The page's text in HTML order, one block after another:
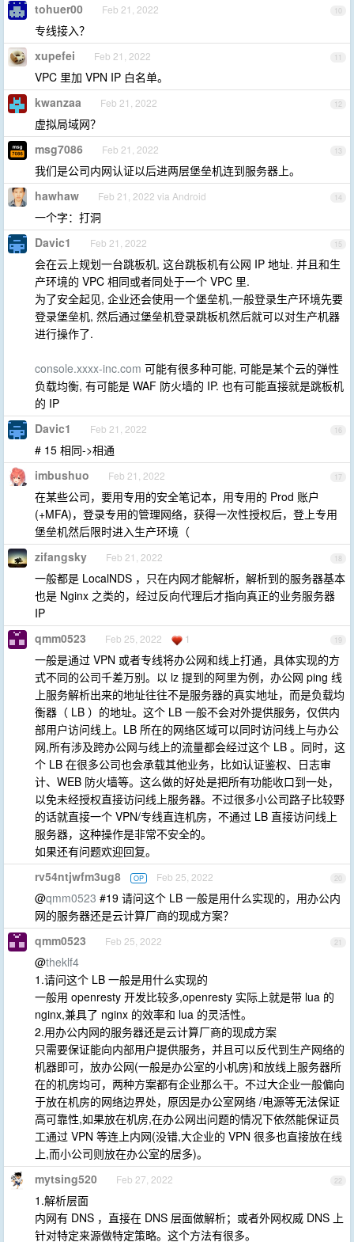
10
tohuer00 Feb 21, 2022
专线接入？
11
xupefei Feb 21, 2022
VPC 里加 VPN IP 白名单。
12
kwanzaa Feb 21, 2022
虚拟局域网？
13
msg7086 Feb 21, 2022
我们是公司内网认证以后进两层堡垒机连到服务器上。
14
hawhaw Feb 21, 2022 via Android
一个字：打洞
15
Davic1 Feb 21, 2022
会在云上规划一台跳板机, 这台跳板机有公网 IP 地址. 并且和生
产环境的 VPC 相同或者同处于一个 VPC 里.
为了安全起见, 企业还会使用一个堡垒机,一般登录生产环境先要
登录堡垒机, 然后通过堡垒机登录跳板机然后就可以对生产机器
进行操作了.
console.xxxx-inc.com 可能有很多种可能, 可能是某个云的弹性
负载均衡, 有可能是 WAF 防火墙的 IP. 也有可能直接就是跳板机
的 IP
16
Davic1 Feb 21, 2022
# 15 相同->相通
17
imbushuo Feb 21, 2022
在某些公司，要用专用的安全笔记本，用专用的 Prod 账户
(+MFA)，登录专用的管理网络，获得一次性授权后，登上专用
堡垒机然后限时进入生产环境（
18
zifangsky Feb 21, 2022
一般都是 LocalNDS ，只在内网才能解析，解析到的服务器基本
也是 Nginx 之类的，经过反向代理后才指向真正的业务服务器
IP
19
qmm0523 Feb 25, 2022 1
一般是通过 VPN 或者专线将办公网和线上打通，具体实现的方
式不同的公司千差万别。以 lz 提到的阿里为例，办公网 ping 线
上服务解析出来的地址往往不是服务器的真实地址，而是负载均
衡器（ LB ）的地址。这个 LB 一般不会对外提供服务，仅供内
部用户访问线上。LB 所在的网络区域可以同时访问线上与办公
网,所有涉及跨办公网与线上的流量都会经过这个 LB 。同时，这
个 LB 在很多公司也会承载其他业务，比如认证鉴权、日志审
计、WEB 防火墙等。这么做的好处是把所有功能收口到一处，
以免未经授权直接访问线上服务器。不过很多小公司路子比较野
的话就直接一个 VPN/专线直连机房，不通过 LB 直接访问线上
服务器，这种操作是非常不安全的。
如果还有问题欢迎回复。
20
rv54ntjwfm3ug8 OP Feb 25, 2022
@qmm0523 #19 请问这个 LB 一般是用什么实现的，用办公内
网的服务器还是云计算厂商的现成方案？
21
qmm0523 Feb 25, 2022
@theklf4
1.请问这个 LB 一般是用什么实现的
一般用 openresty 开发比较多,openresty 实际上就是带 lua 的
nginx,兼具了 nginx 的效率和 lua 的灵活性。
2.用办公内网的服务器还是云计算厂商的现成方案
只需要保证能向内部用户提供服务，并且可以反代到生产网络的
机器即可，放办公网(一般是办公室的小机房)和放线上服务器所
在的机房均可，两种方案都有企业那么干。不过大企业一般偏向
于放在机房的网络边界处，原因是办公室网络 /电源等无法保证
高可靠性,如果放在机房,在办公网出问题的情况下依然能保证员
工通过 VPN 等连上内网(没错,大企业的 VPN 很多也直接放在线
上,而小公司则放在办公室的居多)。
22
mytsing520 Feb 27, 2022
1.解析层面
内网有 DNS ，直接在 DNS 层面做解析；或者外网权威 DNS 上
针对特定来源做特定策略。这个方法有很多。